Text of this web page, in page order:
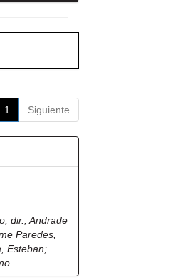
1 Siguiente
dir. ;Andrade
Paredes,
Esteban;